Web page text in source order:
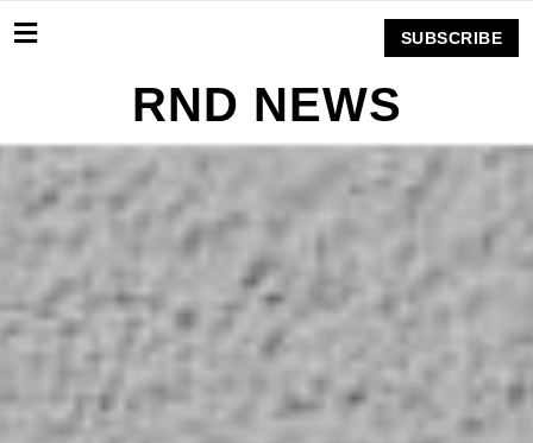
RND NEWS
SUBSCRIBE